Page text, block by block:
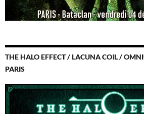
THE HALO EFFECT / LACUNA COIL /
PARIS